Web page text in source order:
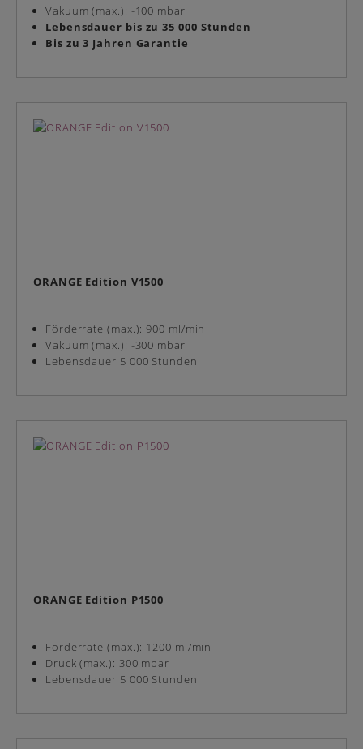
Vakuum (max.): -100 mbar
Lebensdauer bis zu 35 000 Stunden
Bis zu 3 Jahren Garantie
ORANGE Edition V1500
Förderrate (max.): 900 ml/min
Vakuum (max.): -300 mbar
Lebensdauer 5 000 Stunden
ORANGE Edition P1500
Förderrate (max.): 1200 ml/min
Druck (max.): 300 mbar
Lebensdauer 5 000 Stunden